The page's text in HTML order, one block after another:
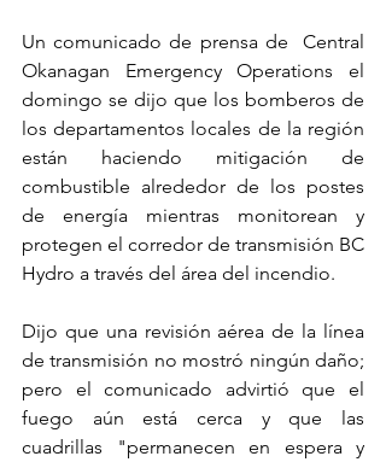
Un comunicado de prensa de  Central
Okanagan Emergency Operations el
domingo se dijo que los bomberos de
los departamentos locales de la región
están haciendo mitigación de
combustible alrededor de los postes
de energía mientras monitorean y
protegen el corredor de transmisión BC
Hydro a través del área del incendio.
Dijo que una revisión aérea de la línea
de transmisión no mostró ningún daño;
pero el comunicado advirtió que el
fuego aún está cerca y que las
cuadrillas "permanecen en espera y